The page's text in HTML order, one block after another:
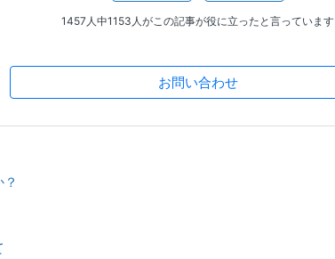
1457人中1153人がこの記事が役に立ったと言っています
お問い合わせ